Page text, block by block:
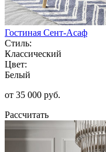
Гостиная Сент-Асаф
Стиль:
Классический
Цвет:
Белый
от 35 000 руб.
Рассчитать